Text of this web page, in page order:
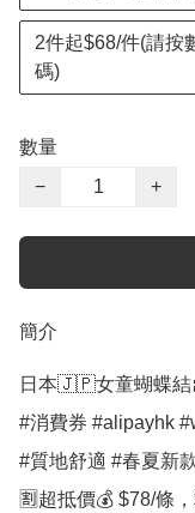
2件起$68/件(請按
碼)
數量
−
+
簡介
日本🇯🇵女童蝴蝶結
#消費券 #alipayhk
#質地舒適 #春夏新
🈹超抵價💰 $78/條